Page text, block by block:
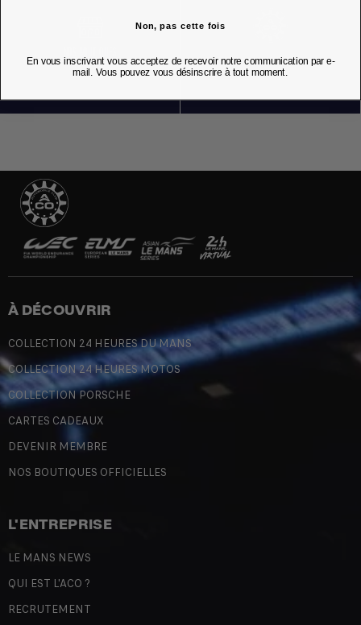
À DÉCOUVRIR
COLLECTION 24 HEURES DU MANS
COLLECTION 24 HEURES MOTOS
COLLECTION PORSCHE
CARTES CADEAUX
DEVENIR MEMBRE
NOS BOUTIQUES OFFICIELLES
L'ENTREPRISE
LE MANS NEWS
QUI EST L'ACO ?
RECRUTEMENT
Non, pas cette fois
En vous inscrivant vous acceptez de recevoir notre communication par e-
mail. Vous pouvez vous désinscrire à tout moment.